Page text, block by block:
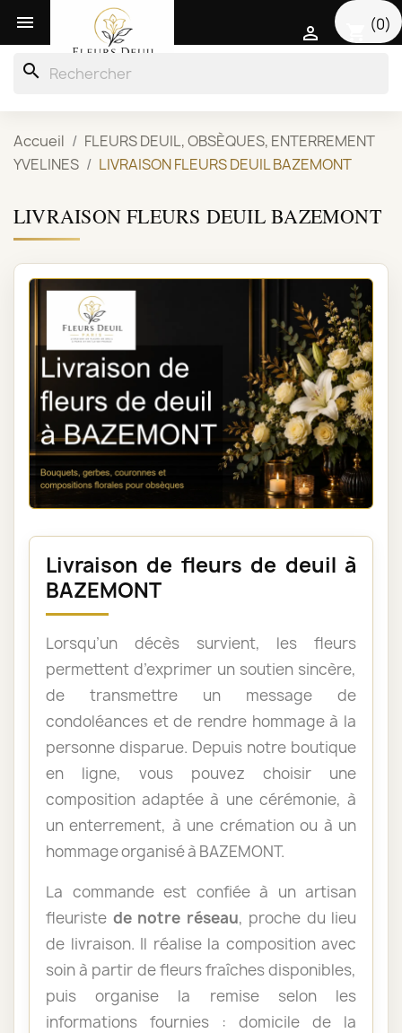
 (0)

search
Accueil
FLEURS DEUIL, OBSÈQUES, ENTERREMENT
YVELINES
LIVRAISON FLEURS DEUIL BAZEMONT
LIVRAISON FLEURS DEUIL BAZEMONT
Livraison de fleurs de deuil à
BAZEMONT
Lorsqu’un décès survient, les fleurs
permettent d’exprimer un soutien sincère,
de transmettre un message de
condoléances et de rendre hommage à la
personne disparue. Depuis notre boutique
en ligne, vous pouvez choisir une
composition adaptée à une cérémonie, à
un enterrement, à une crémation ou à un
hommage organisé à BAZEMONT.
La commande est confiée à un artisan
fleuriste de notre réseau, proche du lieu
de livraison. Il réalise la composition avec
soin à partir de fleurs fraîches disponibles,
puis organise la remise selon les
informations fournies : domicile de la